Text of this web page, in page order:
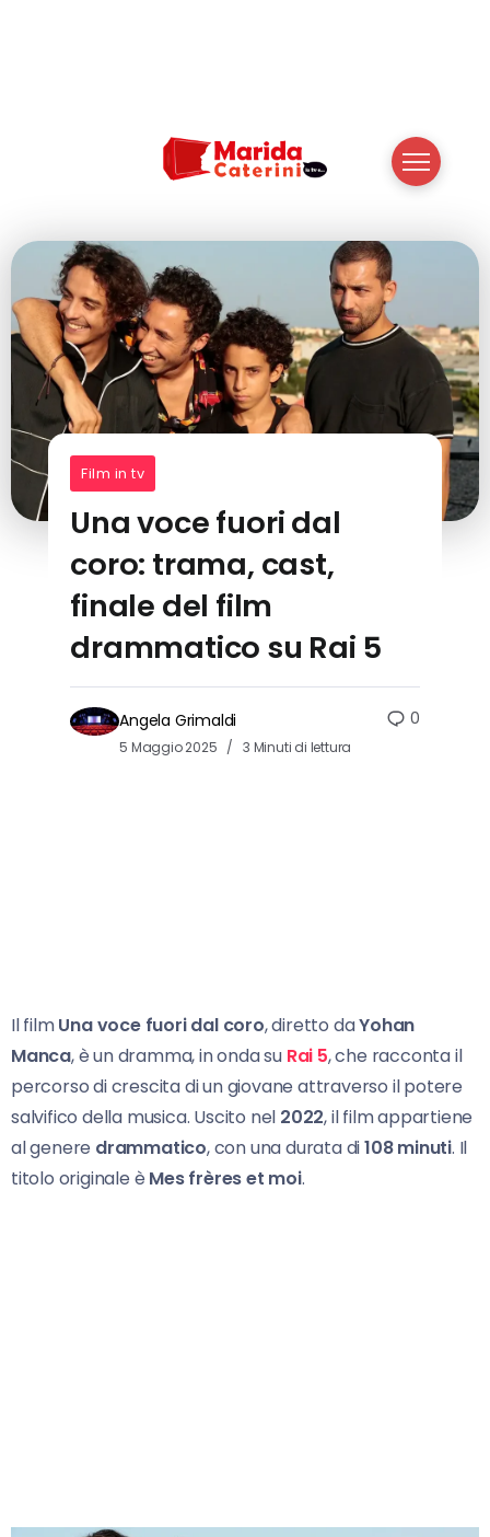
Film in tv
Una voce fuori dal
coro: trama, cast,
finale del film
drammatico su Rai 5
Angela Grimaldi
5 Maggio 2025 3 Minuti di lettura
0
Il filmUna voce fuori dal coro, diretto daYohan
Manca, è un dramma, in onda su Rai 5, che racconta il
percorso di crescita di un giovane attraverso il potere
salvifico della musica. Uscito nel 2022, il film appartiene
al genere drammatico, con una durata di108 minuti. Il
titolo originale è Mes frères et moi.